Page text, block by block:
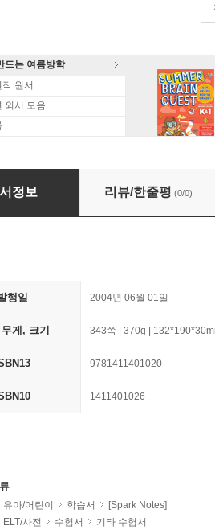
드는 여름방학
원서
외서 모음
(No Fear Shakespeare)
정보 리뷰/한줄평 (0/0)
행일 2004년 06월 01일
게, 크기 343쪽 | 370g |
9781411401020
1411401026
유아/어린이 학습서
[Spark Notes]
ELT/사전 수험서
기타 수험서